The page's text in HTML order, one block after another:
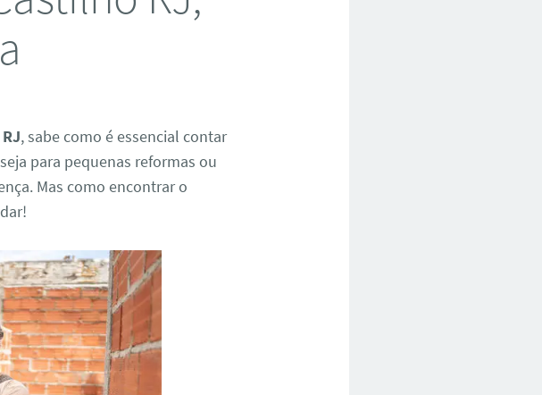
, sabe como é essencial contar
para pequenas reformas ou
Mas como encontrar o